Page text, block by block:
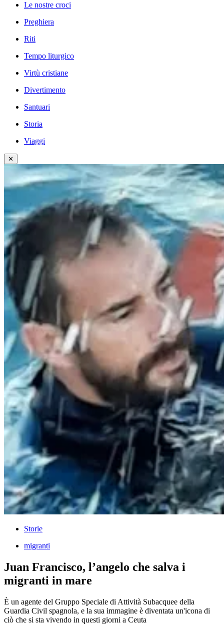
Le nostre croci
Preghiera
Riti
Tempo liturgico
Virtù cristiane
Divertimento
Santuari
Storia
Viaggi
✕
Storie
migranti
Juan Francisco, l’angelo che salva i
migranti in mare
È un agente del Gruppo Speciale di Attività Subacquee della
Guardia Civil spagnola, e la sua immagine è diventata un'icona di
ciò che si sta vivendo in questi giorni a Ceuta